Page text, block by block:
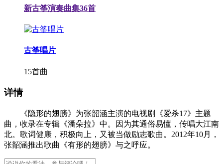
新古筝演奏曲集36首
古筝唱片
15首曲
详情
《隐形的翅膀》为张韶涵主演的电视剧《爱杀17》主题
曲，收录在专辑《潘朵拉》中。因为其通俗易懂，传唱大江南
北。歌词健康，积极向上，又被当做励志歌曲。2012年10月，
张韶涵推出歌曲《有形的翅膀》与之呼应。